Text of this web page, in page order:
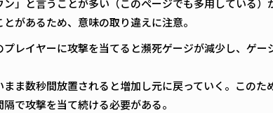
ン」と言うことが多い（このページでも多用している）
があるため、意味の取り違えに注意。
レイヤーに攻撃を当てると瀕死ゲージが減少し、ゲー
ま数秒間放置されると増加し元に戻っていく。このた
で攻撃を当て続ける必要がある。